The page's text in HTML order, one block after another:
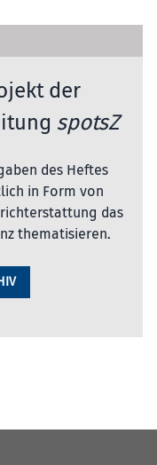
der
spotsZ
des Heftes
in Form von
das
thematisieren.